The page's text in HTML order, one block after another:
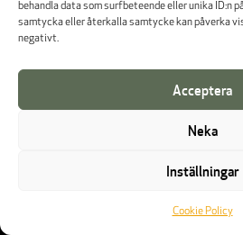
behandla data som surfbeteende eller unika ID:n
samtycka eller återkalla samtycke kan påverka
negativt.
Acceptera
Neka
Inställningar
Cookie Policy